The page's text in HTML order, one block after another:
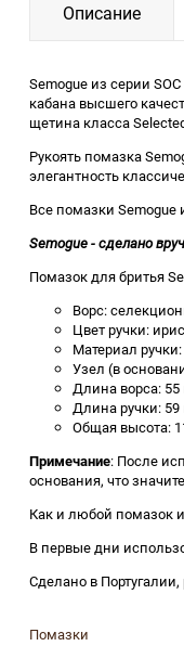
Описание
Semogue из серии
кабана высшего
щетина класса
Рукоять помазка
элегантность
Все помазки
Semogue - сделано
Помазок для бритья
Ворс:
Цвет ручки:
Материал
Узел (в
Длина ворса:
Длина ручки:
Общая высота:
Примечание: После
основания, что
Как и любой помазок
В первые дни
Сделано в Португалии,
Помазки